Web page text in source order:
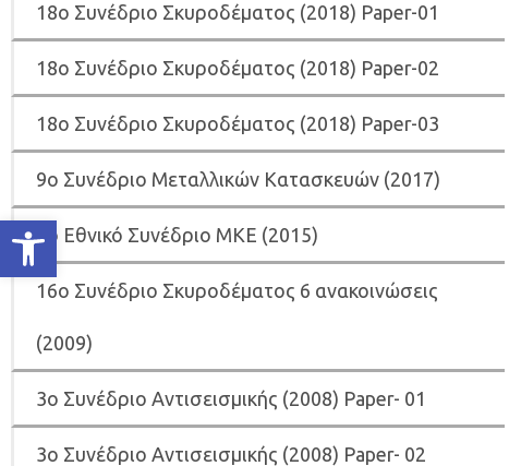
Ανοίξτε τη γραμμή εργαλείων
18ο Συνέδριο Σκυροδέματος (2018) Paper-01
18ο Συνέδριο Σκυροδέματος (2018) Paper-02
18ο Συνέδριο Σκυροδέματος (2018) Paper-03
9ο Συνέδριο Μεταλλικών Κατασκευών (2017)
8ο Εθνικό Συνέδριο ΜΚΕ (2015)
16ο Συνέδριο Σκυροδέματος 6 ανακοινώσεις
(2009)
3o Συνέδριο Αντισεισμικής (2008) Paper- 01
3o Συνέδριο Αντισεισμικής (2008) Paper- 02